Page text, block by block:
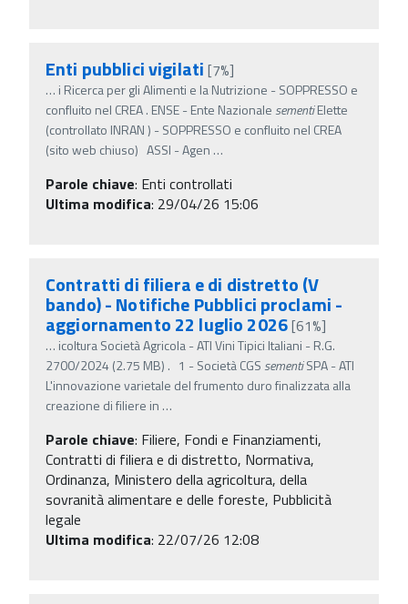
Enti pubblici vigilati [7%]
… i Ricerca per gli Alimenti e la Nutrizione - SOPPRESSO e
confluito nel CREA . ENSE - Ente Nazionale sementiElette
(controllato INRAN ) - SOPPRESSO e confluito nel CREA
(sito web chiuso) ASSI - Agen …
Parole chiave: Enti controllati
Ultima modifica: 29/04/26 15:06
Contratti di filiera e di distretto (V
bando) - Notifiche Pubblici proclami -
aggiornamento 22 luglio 2026[61%]
… icoltura Società Agricola - ATI Vini Tipici Italiani - R.G.
2700/2024 (2.75 MB) . 1 - Società CGS sementiSPA - ATI
L'innovazione varietale del frumento duro finalizzata alla
creazione di filiere in …
Parole chiave: Filiere, Fondi e Finanziamenti,
Contratti di filiera e di distretto, Normativa,
Ordinanza, Ministero della agricoltura, della
sovranità alimentare e delle foreste, Pubblicità
legale
Ultima modifica: 22/07/26 12:08